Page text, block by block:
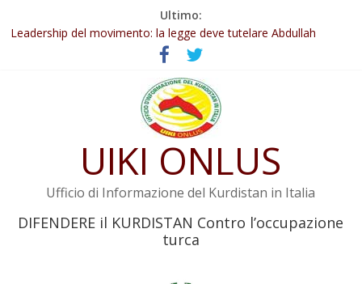
Ultimo:
Leadership del movimento: la legge deve tutelare Abdullah
Commissione donne del KNK: Şengal è di nuovo sotto minaccia
Non tenere conto della situazione di Rêber Apo ostacolerebbe
Il KNK chiede un’azione internazionale contro i crimini di guerra
Abdullah Öcalan: Le legge negativa deve essere trasformata in
UIKI ONLUS
Ufficio di Informazione del Kurdistan in Italia
DIFENDERE il KURDISTAN Contro l’occupazione
turca